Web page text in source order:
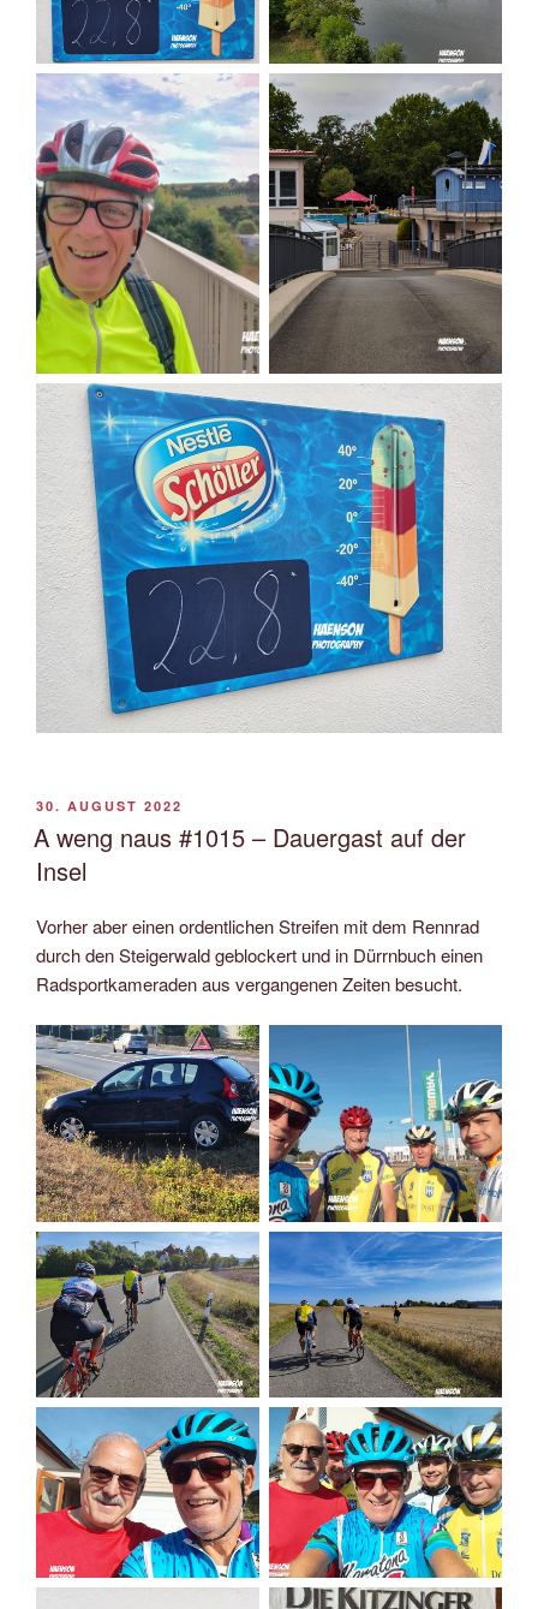
VERÖFFENTLICHT
AM
30. AUGUST 2022
A weng naus #1015 – Dauergast auf der
Insel
Vorher aber einen ordentlichen Streifen mit dem Rennrad
durch den Steigerwald geblockert und in Dürrnbuch einen
Radsportkameraden aus vergangenen Zeiten besucht.